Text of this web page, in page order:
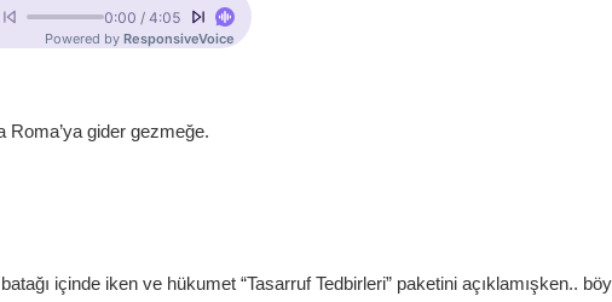
gider gezmeğe.
içinde iken ve hükumet “Tasarruf Tedbirleri” paketini açıklamışken..